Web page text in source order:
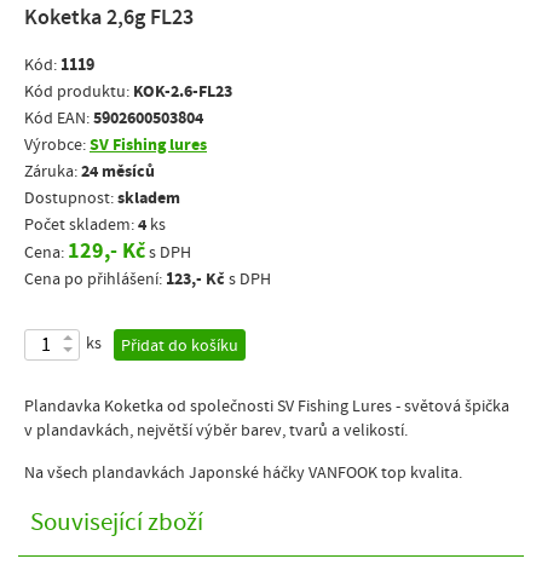
Koketka 2,6g FL23
Kód: 1119
Kód produktu: KOK-2.6-FL23
Kód EAN:5902600503804
Výrobce:SV Fishing lures
Záruka:24 měsíců
Dostupnost:skladem
Počet skladem:4 ks
Cena: 129,- Kčs DPH
Cena po přihlášení: 123,- Kč s DPH
ks Přidat do košíku
Plandavka Koketka od společnosti SV Fishing Lures - světová špička
v plandavkách, největší výběr barev, tvarů a velikostí.
Na všech plandavkách Japonské háčky VANFOOK top kvalita.
Související zboží